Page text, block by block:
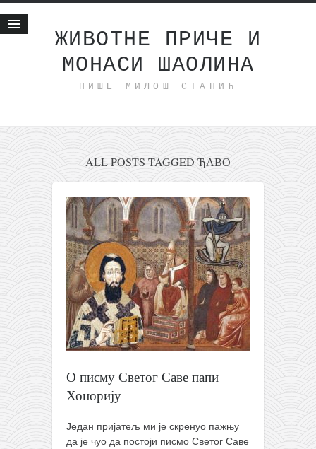
ЖИВОТНЕ ПРИЧЕ И
МОНАСИ ШАОЛИНА
ПИШЕ МИЛОШ СТАНИЋ
Животне приче
интернет пословање
исхраном до здравља
мој хаику
моменти и места
бонус садржај
светлопис
законоправило
духовни отац
православље
забрањена историја
породичне приче
прота Воја
уместо твитера
ALL POSTS TAGGED ЂАВО
О писму Светог Саве папи
Хонорију
Један пријатељ ми је скренуо пажњу
да је чуо да постоји писмо Светог Саве